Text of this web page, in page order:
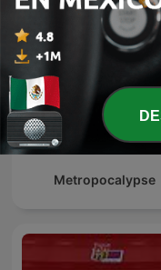
Metropocalypse